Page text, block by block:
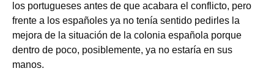
los portugueses antes de que acabara el conflicto, pero
frente a los españoles ya no tenía sentido pedirles la
mejora de la situación de la colonia española porque
dentro de poco, posiblemente, ya no estaría en sus
manos.